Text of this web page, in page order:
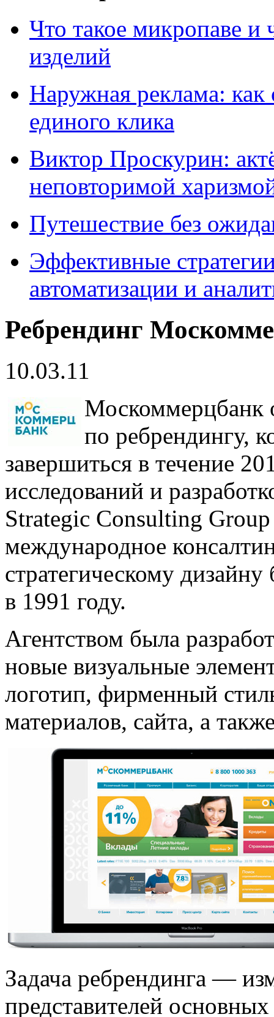
Что такое микропаве
изделий
Наружная реклама: как
единого клика
Виктор Проскурин:
неповторимой
Путешествие без
Эффективные
автоматизации и
Ребрендинг
10.03.11
Москоммерцбанк
по ребрендингу,
завершиться в течение
исследований и
Strategic Сonsulting
международное
стратегическому
в 1991 году.
Агентством была
новые визуальные
логотип, фирменный
материалов, сайта, а
Задача ребрендинга —
представителей